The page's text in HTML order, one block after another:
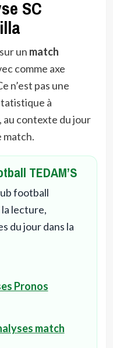
SC
un match
comme axe
n’est pas une
à
contexte du jour
match.
TEDAM’S
football
lecture,
du jour dans la
Pronos
match